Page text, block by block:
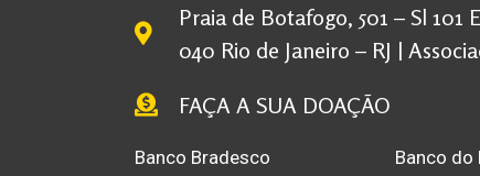
Praia de Botafogo, 501 – Sl 101
040 Rio de Janeiro – RJ |
FAÇA A SUA DOAÇÃO
Banco Bradesco
Banco do